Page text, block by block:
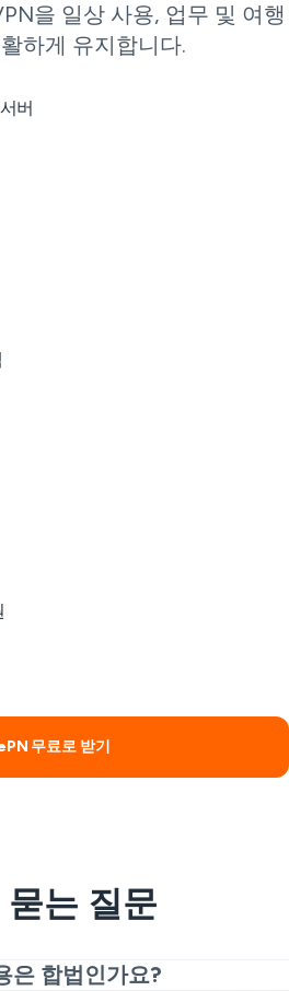
을 일상 사용, 업무 및 여행
하게 유지합니다.
버
무료로 받기
묻는 질문
은 합법인가요?